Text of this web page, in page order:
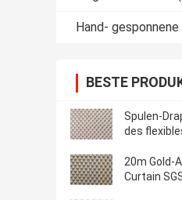
Hand-
BESTE
Spulen-
des
20m Gold-
Curtain